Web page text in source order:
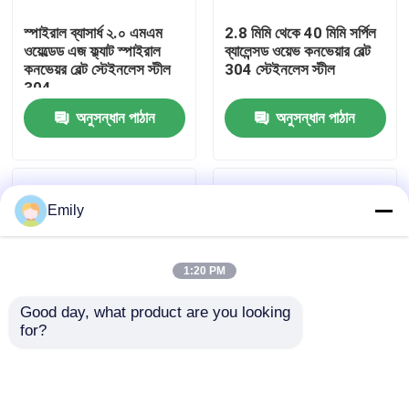
কারখানা পরিদর্শন
গুণমান নিয়ন্ত্রণ
খবর
প্রসারিত ধাতু তারের জাল
স্পাইরাল ব্যাসার্ধ ২.০ এমএম
ওয়েল্ডেড এজ ফ্ল্যাট স্পাইরাল
কনভেয়র বেল্ট স্টেইনলেস স্টীল
304
অনুসন্ধান পাঠান
2.8 মিমি থেকে 40 মিমি সর্পিল
ব্যালেন্সড ওয়েভ কনভেয়ার বেল্ট
304 স্টেইনলেস স্টীল
অনুসন্ধান পাঠান
Emily
1:20 PM
Good day, what product are you looking
for?